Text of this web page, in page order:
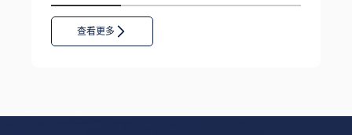
查看更多